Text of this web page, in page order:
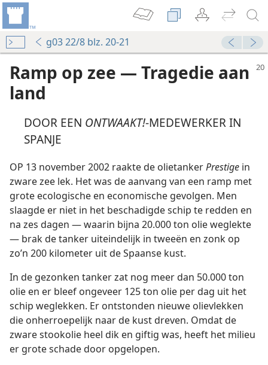
g03 22/8 blz. 20-21
Ramp op zee — Tragedie aan
land
DOOR EEN ONTWAAKT!-MEDEWERKER IN
SPANJE
OP 13 november 2002 raakte de olietankerPrestige in
zware zee lek. Het was de aanvang van een ramp met
grote ecologische en economische gevolgen. Men
slaagde er niet in het beschadigde schip te redden en
na zes dagen — waarin bijna 20.000 ton olie weglekte
— brak de tanker uiteindelijk in tweeën en zonk op
zo’n 200 kilometer uit de Spaanse kust.
In de gezonken tanker zat nog meer dan 50.000 ton
olie en er bleef ongeveer 125 ton olie per dag uit het
schip weglekken. Er ontstonden nieuwe olievlekken
die onherroepelijk naar de kust dreven. Omdat de
zware stookolie heel dik en giftig was, heeft het milieu
er grote schade door opgelopen.